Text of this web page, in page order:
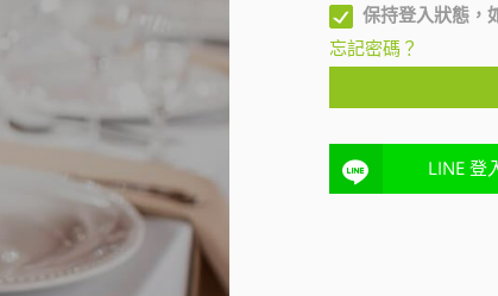
保持登入狀態，
忘記密碼？
LINE 登